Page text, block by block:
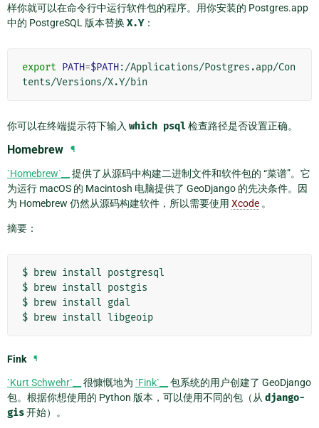
样你就可以在命令行中运行软件包的程序。用你安装的 Postgres.app
中的 PostgreSQL 版本替换 X.Y：
export PATH=$PATH:/Applications/Postgres.app/Con
你可以在终端提示符下输入 which psql检查路径是否设置正确。
Homebrew ¶
`Homebrew`__
提供了从源码中构建二进制文件和软件包的 “菜谱”。它
为运行 macOS 的 Macintosh 电脑提供了 GeoDjango 的先决条件。因
为 Homebrew 仍然从源码构建软件，所以需要使用 Xcode 。
摘要：
$ brew install postgresql
$ brew install postgis
$ brew install gdal
$ brew install
Fink ¶
`Kurt Schwehr`__ 很慷慨地为 `Fink`__
包系统的用户创建了 GeoDjango
包。根据你想使用的 Python 版本，可以使用不同的包（从 django-
gis开始）。